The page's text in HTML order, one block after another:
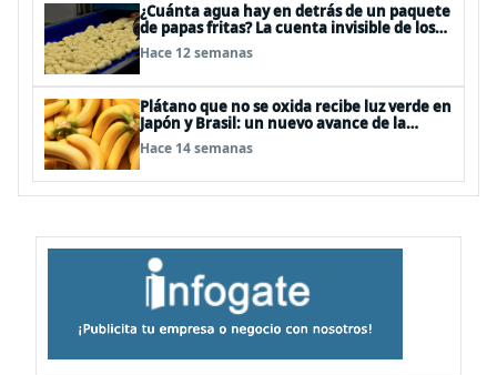
¿Cuánta agua hay en detrás de un paquete
de papas fritas? La cuenta invisible de los
snacks
Hace 12 semanas
Plátano que no se oxida recibe luz verde en
Japón y Brasil: un nuevo avance de la
edición genética en alimentos
Hace 14 semanas